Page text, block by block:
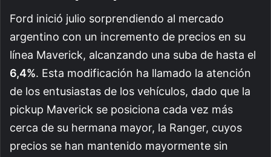
Ford inició julio sorprendiendo al mercado
argentino con un incremento de precios en su
línea Maverick, alcanzando una suba de hasta el
6,4%. Esta modificación ha llamado la atención
de los entusiastas de los vehículos, dado que la
pickup Maverick se posiciona cada vez más
cerca de su hermana mayor, la Ranger, cuyos
precios se han mantenido mayormente sin